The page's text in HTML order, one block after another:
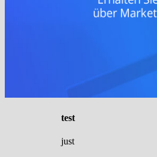
test
just